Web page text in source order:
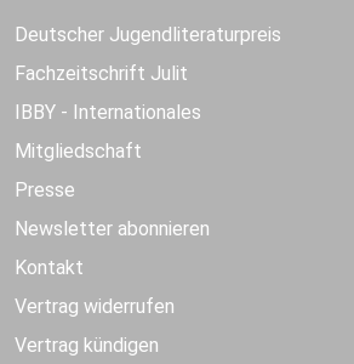
Deutscher Jugendliteraturpreis
Fachzeitschrift Julit
IBBY - Internationales
Mitgliedschaft
Presse
Newsletter abonnieren
Kontakt
Vertrag widerrufen
Vertrag kündigen